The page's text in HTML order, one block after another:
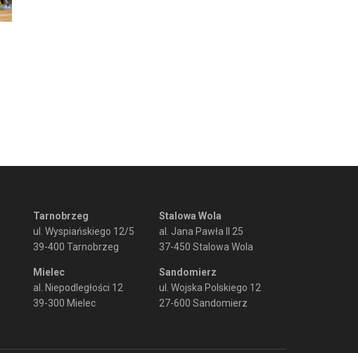
Tarnobrzeg
ul. Wyspiańskiego 12/5
39-400 Tarnobrzeg
Mielec
al. Niepodległości 12
39-300 Mielec
Stalowa Wola
al. Jana Pawła II 25
37-450 Stalowa Wola
Sandomierz
ul. Wojska Polskiego 12
27-600 Sandomierz